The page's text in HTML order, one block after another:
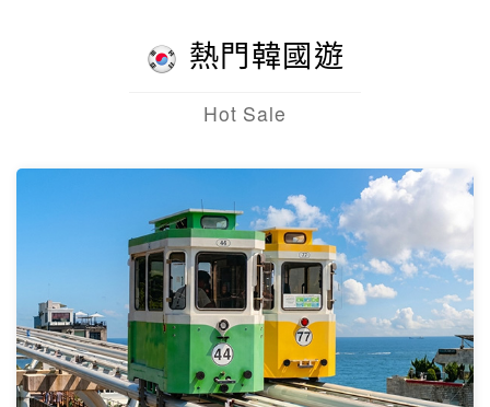
熱門韓國遊
Hot Sale